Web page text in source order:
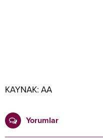
KAYNAK: AA
Yorumlar